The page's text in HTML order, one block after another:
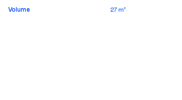
Volume 27 m³